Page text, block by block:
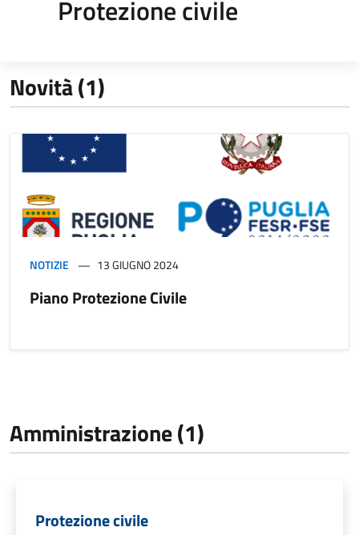
Protezione civile
Novità (1)
NOTIZIE 13 GIUGNO 2024
Piano Protezione Civile
Amministrazione (1)
Protezione civile